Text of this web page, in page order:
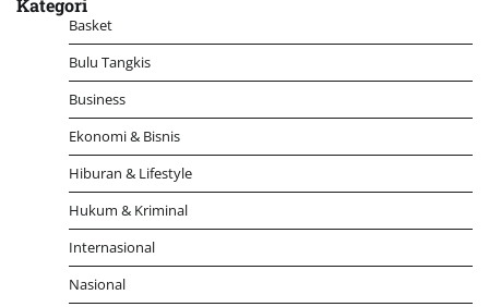
Kategori
Basket
Bulu Tangkis
Business
Ekonomi & Bisnis
Hiburan & Lifestyle
Hukum & Kriminal
Internasional
Nasional